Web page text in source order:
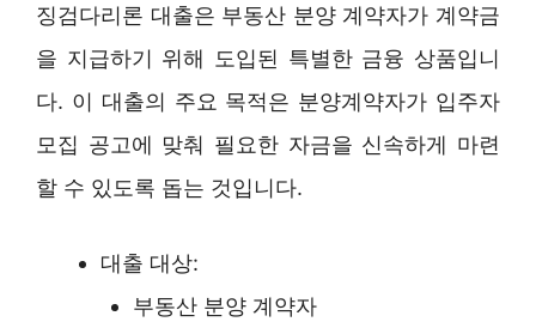
징검다리론 대출은 부동산 분양 계약자가 계약금
을 지급하기 위해 도입된 특별한 금융 상품입니
다. 이 대출의 주요 목적은 분양계약자가 입주자
모집 공고에 맞춰 필요한 자금을 신속하게 마련
할 수 있도록 돕는 것입니다.
대출 대상:
부동산 분양 계약자